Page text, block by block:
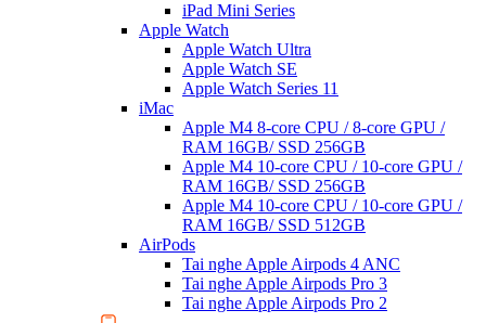
iPad Mini Series
Apple Watch
Apple Watch Ultra
Apple Watch SE
Apple Watch Series 11
iMac
Apple M4 8-core CPU / 8-core GPU /
RAM 16GB/ SSD 256GB
Apple M4 10-core CPU / 10-core GPU /
RAM 16GB/ SSD 256GB
Apple M4 10-core CPU / 10-core GPU /
RAM 16GB/ SSD 512GB
AirPods
Tai nghe Apple Airpods 4 ANC
Tai nghe Apple Airpods Pro 3
Tai nghe Apple Airpods Pro 2